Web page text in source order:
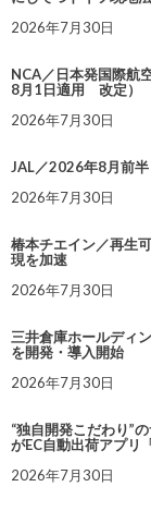
2026年7月30日
NCA／日本発国際航
8月1日適用 改定）
2026年7月30日
JAL／2026年8月前
2026年7月30日
椿本チエイン／再生
現を加速
2026年7月30日
三井倉庫ホールディ
を開発・導入開始
2026年7月30日
“独自開発こだわり”
がEC自動出荷アプリ
2026年7月30日